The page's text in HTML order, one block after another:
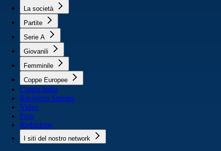
La società
Partite
Serie A
Giovanili
Femminile
Coppe Europee
Coppa Italia
Rassegna Stampa
Video
Foto
Redazione
I siti del nostro network